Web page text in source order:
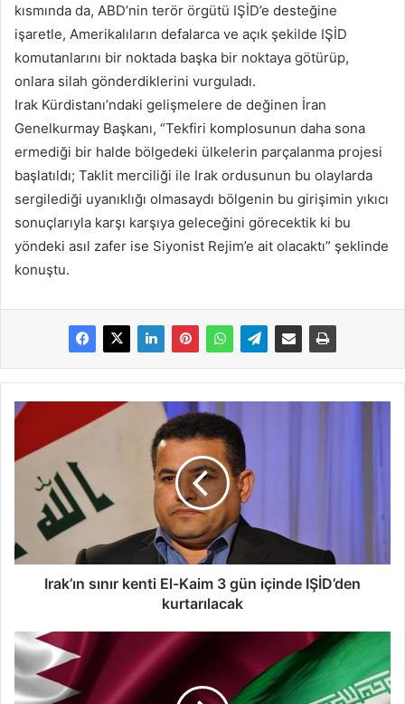
kısmında da, ABD’nin terör örgütü IŞİD’e desteğine
işaretle, Amerikalıların defalarca ve açık şekilde IŞİD
komutanlarını bir noktada başka bir noktaya götürüp,
onlara silah gönderdiklerini vurguladı.
Irak Kürdistanı’ndaki gelişmelere de değinen İran
Genelkurmay Başkanı, “Tekfiri komplosunun daha sona
ermediği bir halde bölgedeki ülkelerin parçalanma projesi
başlatıldı; Taklit merciliği ile Irak ordusunun bu olaylarda
sergilediği uyanıklığı olmasaydı bölgenin bu girişimin yıkıcı
sonuçlarıyla karşı karşıya geleceğini görecektik ki bu
yöndeki asıl zafer ise Siyonist Rejim’e ait olacaktı” şeklinde
konuştu.
Irak’ın sınır kenti El-Kaim 3 gün içinde IŞİD’den
kurtarılacak